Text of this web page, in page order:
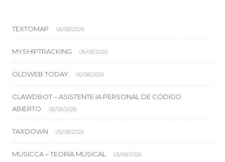
TEXTOMAP 06/08/2026
MYSHIPTRACKING 06/08/2026
OLDWEB.TODAY 06/08/2026
CLAWDBOT – ASISTENTE IA PERSONAL DE CÓDIGO
ABIERTO
06/08/2026
TAXDOWN 05/08/2026
MUSICCA – TEORÍA MUSICAL 05/08/2026